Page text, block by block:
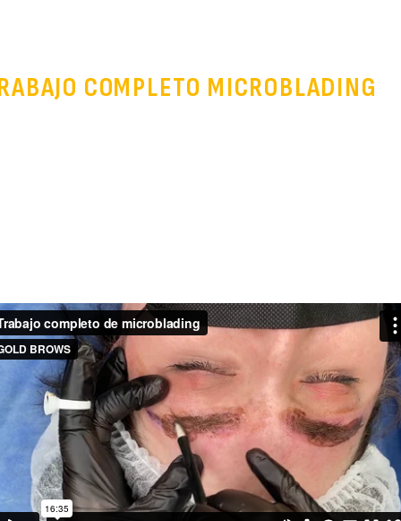
COMPLETO MICROBLADING